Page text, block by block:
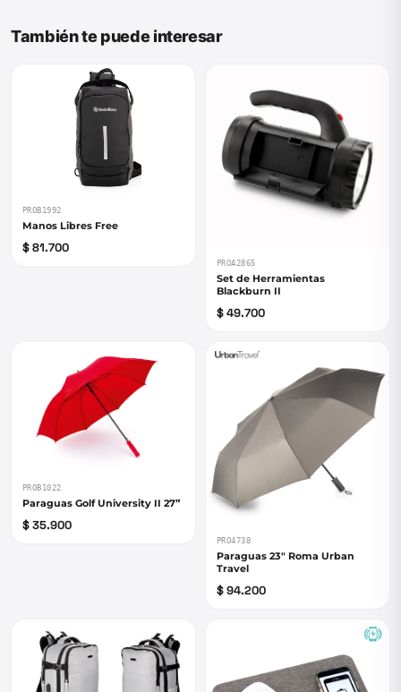
También te puede interesar
PROB1992
Manos Libres Free
$ 81.700
PROA2865
Set de Herramientas
Blackburn II
$ 49.700
PROB1022
Paraguas Golf University II 27”
$ 35.900
PRO4738
Paraguas 23" Roma Urban
Travel
$ 94.200